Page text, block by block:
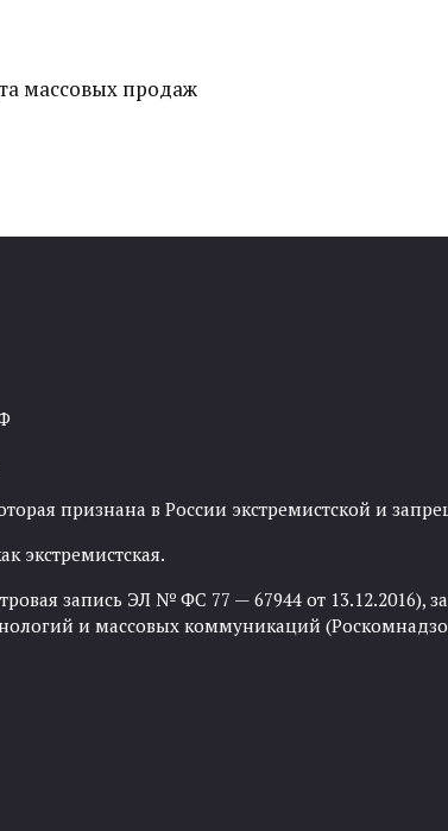
массовых продаж
признана в России экстремистской и
экстремистская.
запись ЭЛ № ФС 77 — 67944 от 13.12.2016),
и массовых коммуникаций